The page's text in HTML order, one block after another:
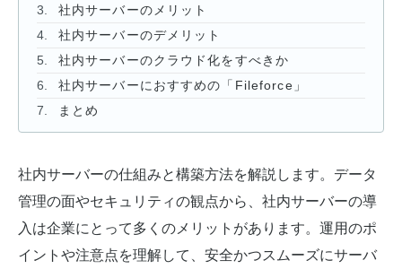
社内サーバーのメリット
社内サーバーのデメリット
社内サーバーのクラウド化をすべきか
社内サーバーにおすすめの「Fileforce」
まとめ
社内サーバーの仕組みと構築方法を解説します。データ
管理の面やセキュリティの観点から、社内サーバーの導
入は企業にとって多くのメリットがあります。運用のポ
イントや注意点を理解して、安全かつスムーズにサーバ